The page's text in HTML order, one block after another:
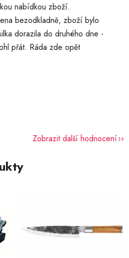
nabídkou zboží.
bezodkladně, zboží bylo
dorazila do druhého dne -
přát. Ráda zde opět
z 5 hvězdiček.
Zobrazit další hodnocení